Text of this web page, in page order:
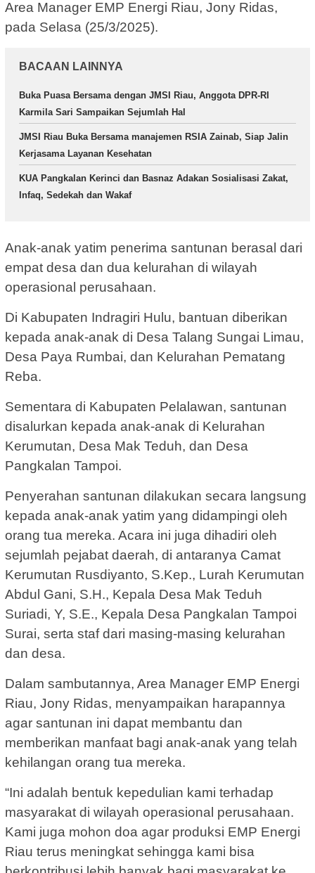
Area Manager EMP Energi Riau, Jony Ridas,
pada Selasa (25/3/2025).
BACAAN LAINNYA
Buka Puasa Bersama dengan JMSI Riau, Anggota DPR-RI
Karmila Sari Sampaikan Sejumlah Hal
JMSI Riau Buka Bersama manajemen RSIA Zainab, Siap Jalin
Kerjasama Layanan Kesehatan
KUA Pangkalan Kerinci dan Basnaz Adakan Sosialisasi Zakat,
Infaq, Sedekah dan Wakaf
Anak-anak yatim penerima santunan berasal dari
empat desa dan dua kelurahan di wilayah
operasional perusahaan.
Di Kabupaten Indragiri Hulu, bantuan diberikan
kepada anak-anak di Desa Talang Sungai Limau,
Desa Paya Rumbai, dan Kelurahan Pematang
Reba.
Sementara di Kabupaten Pelalawan, santunan
disalurkan kepada anak-anak di Kelurahan
Kerumutan, Desa Mak Teduh, dan Desa
Pangkalan Tampoi.
Penyerahan santunan dilakukan secara langsung
kepada anak-anak yatim yang didampingi oleh
orang tua mereka. Acara ini juga dihadiri oleh
sejumlah pejabat daerah, di antaranya Camat
Kerumutan Rusdiyanto, S.Kep., Lurah Kerumutan
Abdul Gani, S.H., Kepala Desa Mak Teduh
Suriadi, Y, S.E., Kepala Desa Pangkalan Tampoi
Surai, serta staf dari masing-masing kelurahan
dan desa.
Dalam sambutannya, Area Manager EMP Energi
Riau, Jony Ridas, menyampaikan harapannya
agar santunan ini dapat membantu dan
memberikan manfaat bagi anak-anak yang telah
kehilangan orang tua mereka.
“Ini adalah bentuk kepedulian kami terhadap
masyarakat di wilayah operasional perusahaan.
Kami juga mohon doa agar produksi EMP Energi
Riau terus meningkat sehingga kami bisa